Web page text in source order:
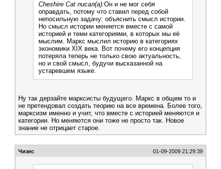
Cheshire Cat писал(а):Он и не мог себя
оправдать, потому что ставил перед собой
непосильную задачу: объяснить смысл истории.
Но смысл истории меняется вместе с самой
историей и теми категориями, в которых мы её
мыслим. Маркс мыслил историю в категориях
экономики XIX века. Вот почему его концепция
потеряла теперь не только свою актуальность,
но и свой смысл, будучи высказанной на
устаревшем языке.
Ну так дерзайте марксисты будущего. Маркс в общем то и
не претендовал создать теорию на все времена. Более того,
марксизм именно и учит, что вместе с историей меняются и
категории. Но меняются они тоже не просто так. Новое
знание не отрицает старое.
Чизес 01-09-2009 21:29:39